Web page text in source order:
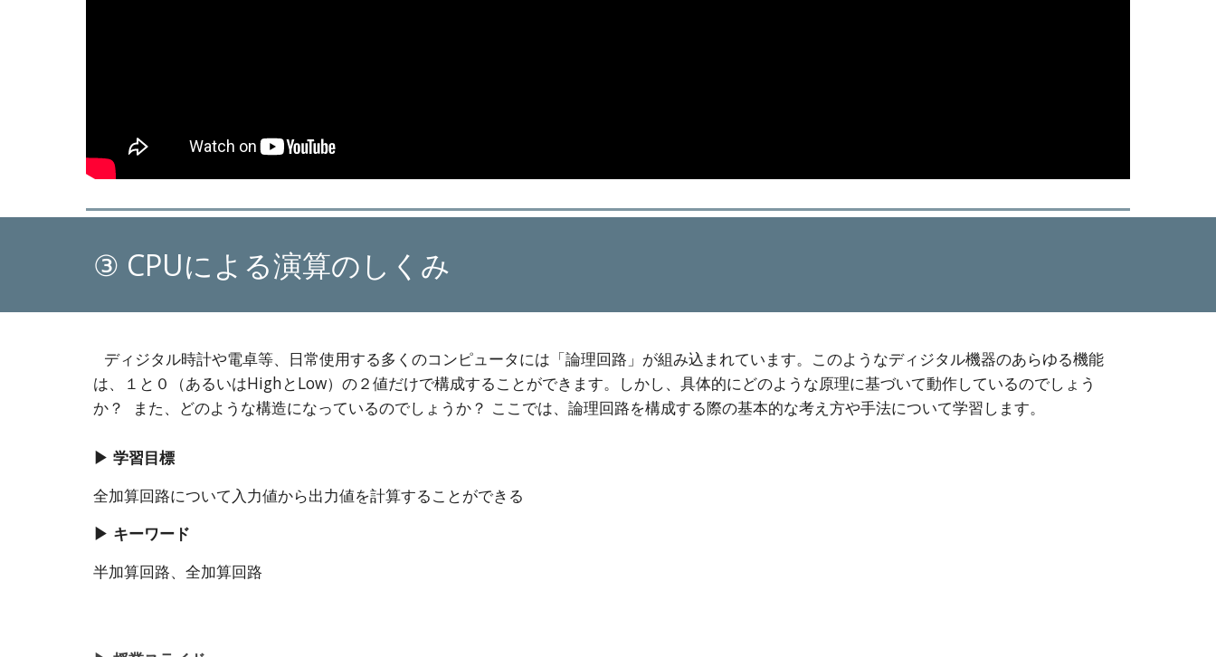
③ CPUによる演算のしくみ
ディジタル時計や電卓等、日常使用する多くのコンピュータには「論理回路」が組み込まれています。このようなディジタル機器のあらゆる機能
は、１と０（あるいはHighとLow）の２値だけで構成することができます。しかし、具体的にどのような原理に基づいて動作しているのでしょう
か？ また、どのような構造になっているのでしょうか？ ここでは、論理回路を構成する際の基本的な考え方や手法について学習します。
▶ 学習目標
全加算回路について入力値から出力値を計算することができる
▶ キーワード
半加算回路、全加算回路